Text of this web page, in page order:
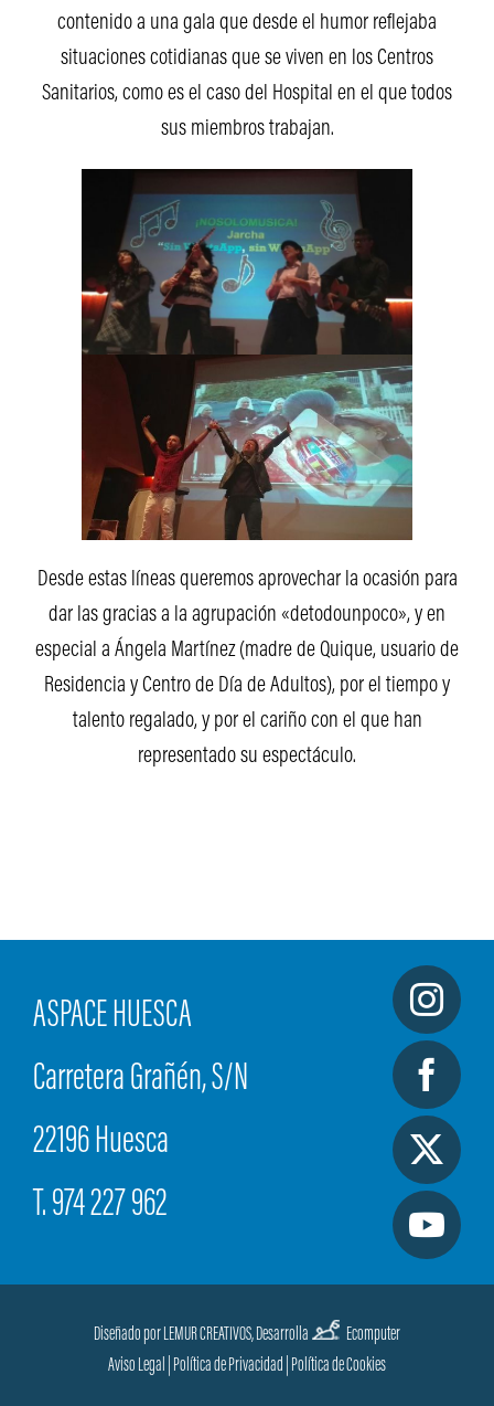
contenido a una gala que desde el humor reflejaba
situaciones cotidianas que se viven en los Centros
Sanitarios, como es el caso del Hospital en el que todos
sus miembros trabajan.
Desde estas líneas queremos aprovechar la ocasión para
dar las gracias a la agrupación «detodounpoco», y en
especial a Ángela Martínez (madre de Quique, usuario de
Residencia y Centro de Día de Adultos), por el tiempo y
talento regalado, y por el cariño con el que han
representado su espectáculo.
ASPACE HUESCA
Carretera Grañén, S/N
22196 Huesca
T. 974 227 962
Diseñado por LEMUR CREATIVOS,Desarrolla
Ecomputer
Aviso Legal Política de Privacidad Política de Cookies